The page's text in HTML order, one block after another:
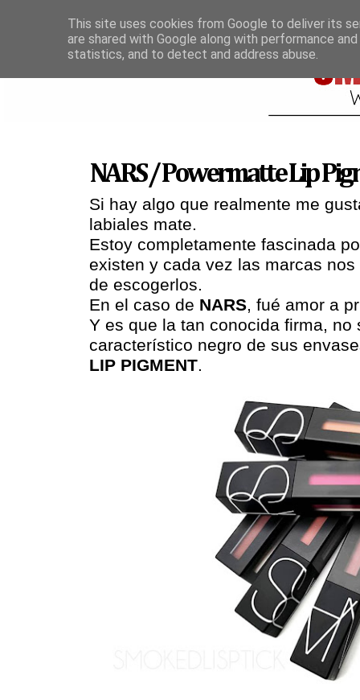
NARS / Powermatte Lip
Si hay algo que realmente me
labiales mate.
Estoy completamente fascinada
existen y cada vez las marcas
de escogerlos.
En el caso de NARS, fué amor a
Y es que la tan conocida firma,
característico negro de sus
LIP PIGMENT.
This site uses cookies from Google to deliver its
are shared with Google along with performance
statistics, and to detect and address abuse.